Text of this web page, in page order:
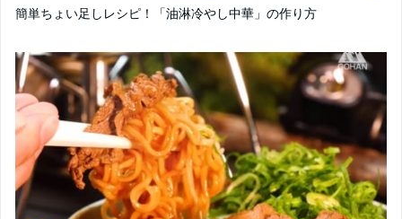
簡単ちょい足しレシピ！「油淋冷やし中華」の作り方